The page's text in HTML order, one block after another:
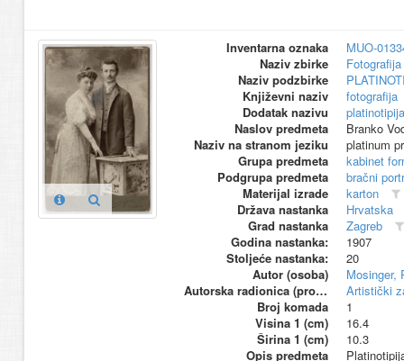
Inventarna oznaka
MUO-
Naziv zbirke
Naziv podzbirke
Književni naziv
fotografija
Dodatak nazivu
platinotipija
Naslov predmeta
Branko
Naziv na stranom jeziku
platinum
Grupa predmeta
kabinet
Podgrupa predmeta
bračni
Materijal izrade
karton
Država nastanka
Hrvatska
Grad nastanka
Zagreb
Godina nastanka:
1907
Stoljeće nastanka:
20
Autor (osoba)
Mosinger,
Autorska radionica (proizvođač)
Artistički
Broj komada
1
Visina 1 (cm)
16.4
Širina 1 (cm)
10.3
Opis predmeta